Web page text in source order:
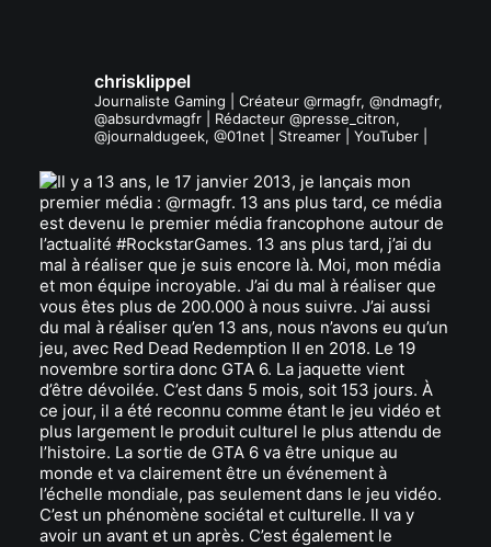
chrisklippel
Journaliste Gaming | Créateur @rmagfr, @ndmagfr,
@absurdvmagfr | Rédacteur @presse_citron,
@journaldugeek, @01net | Streamer | YouTuber |